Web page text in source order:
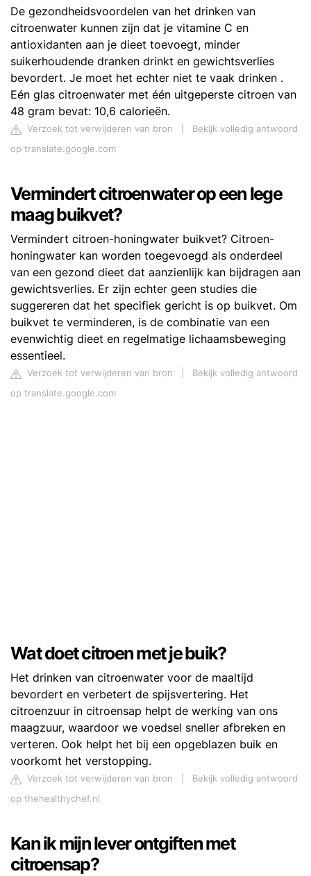
De gezondheidsvoordelen van het drinken van
citroenwater kunnen zijn dat je vitamine C en
antioxidanten aan je dieet toevoegt, minder
suikerhoudende dranken drinkt en gewichtsverlies
bevordert. Je moet het echter niet te vaak drinken .
Eén glas citroenwater met één uitgeperste citroen van
48 gram bevat: 10,6 calorieën.
Verzoek tot verwijderen van bron
Bekijk volledig antwoord
op translate.google.com
Vermindert citroenwater op een lege
maag buikvet?
Vermindert citroen-honingwater buikvet? Citroen-
honingwater kan worden toegevoegd als onderdeel
van een gezond dieet dat aanzienlijk kan bijdragen aan
gewichtsverlies. Er zijn echter geen studies die
suggereren dat het specifiek gericht is op buikvet. Om
buikvet te verminderen, is de combinatie van een
evenwichtig dieet en regelmatige lichaamsbeweging
essentieel.
Verzoek tot verwijderen van bron
Bekijk volledig antwoord
op translate.google.com
Wat doet citroen met je buik?
Het drinken van citroenwater voor de maaltijd
bevordert en verbetert de spijsvertering. Het
citroenzuur in citroensap helpt de werking van ons
maagzuur, waardoor we voedsel sneller afbreken en
verteren. Ook helpt het bij een opgeblazen buik en
voorkomt het verstopping.
Verzoek tot verwijderen van bron
Bekijk volledig antwoord
op thehealthychef.nl
Kan ik mijn lever ontgiften met
citroensap?